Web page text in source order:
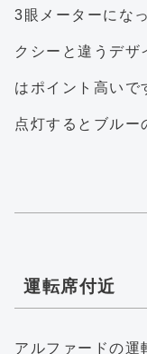
3眼メーターにな
クシーと違うデザ
はポイント高いで
点灯するとブルー
運転席付近
アルファードの運